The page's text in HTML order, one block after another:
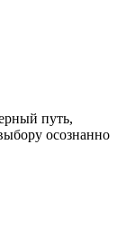
путь,
осознанно